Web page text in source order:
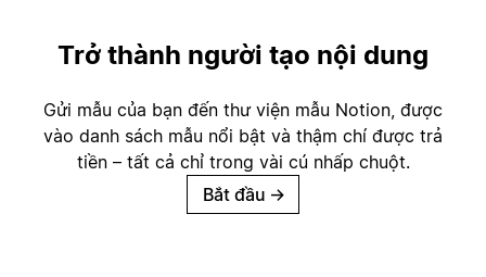
Trở thành người tạo nội dung
Gửi mẫu của bạn đến thư viện mẫu Notion, được
vào danh sách mẫu nổi bật và thậm chí được trả
tiền – tất cả chỉ trong vài cú nhấp chuột.
Bắt đầu →